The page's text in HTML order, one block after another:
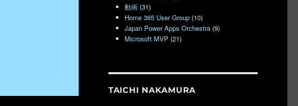
動画 (31)
Home 365 User Group (10)
Japan Power Apps Orchestra (9)
Microsoft MVP (21)
TAICHI NAKAMURA